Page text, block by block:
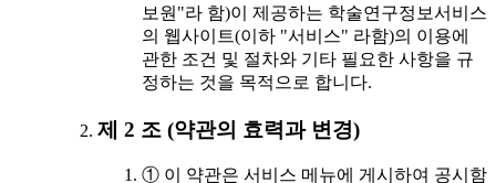
보원"라 함)이 제공하는 학술연구정보서비스
의 웹사이트(이하 "서비스" 라함)의 이용에
관한 조건 및 절차와 기타 필요한 사항을 규
정하는 것을 목적으로 합니다.
제 2 조 (약관의 효력과 변경)
① 이 약관은 서비스 메뉴에 게시하여 공시함